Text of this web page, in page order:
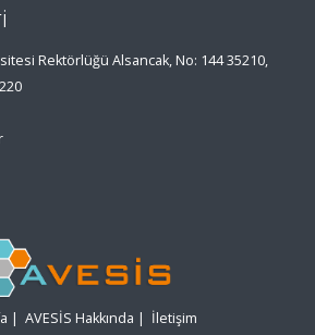
Rektörlüğü Alsancak, No: 144 35210,
| AVESİS Hakkında | İletişim